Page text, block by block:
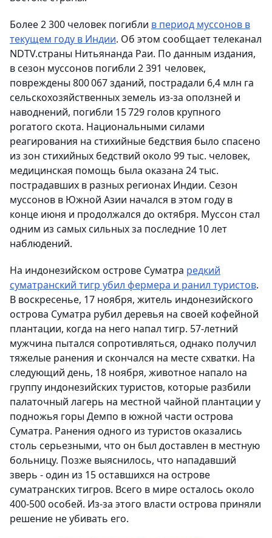
Более 2 300 человек погибли в период муссонов в
текущем году в Индии. Об этом сообщает телеканал
NDTV.страны Нитьянанда Раи. По данным издания,
в сезон муссонов погибли 2 391 человек,
повреждены 800 067 зданий, пострадали 6,4 млн га
сельскохозяйственных земель из-за оползней и
наводнений, погибли 15 729 голов крупного
рогатого скота. Национальными силами
реагирования на стихийные бедствия было спасено
из зон стихийных бедствий около 99 тыс. человек,
медицинская помощь была оказана 24 тыс.
пострадавших в разных регионах Индии. Сезон
муссонов в Южной Азии начался в этом году в
конце июня и продолжался до октября. Муссон стал
одним из самых сильных за последние 10 лет
наблюдений.
На индонезийском острове Суматра редкий
суматранский тигр убил фермера и ранил туристов.
В воскресенье, 17 ноября, житель индонезийского
острова Суматра рубил деревья на своей кофейной
плантации, когда на него напал тигр. 57-летний
мужчина пытался сопротивляться, однако получил
тяжелые ранения и скончался на месте схватки. На
следующий день, 18 ноября, животное напало на
группу индонезийских туристов, которые разбили
палаточный лагерь на местной чайной плантации у
подножья горы Демпо в южной части острова
Суматра. Ранения одного из туристов оказались
столь серьезными, что он был доставлен в местную
больницу. Позже выяснилось, что нападавший
зверь - один из 15 оставшихся на острове
суматранских тигров. Всего в мире осталось около
400-500 особей. Из-за этого власти острова приняли
решение не убивать его.